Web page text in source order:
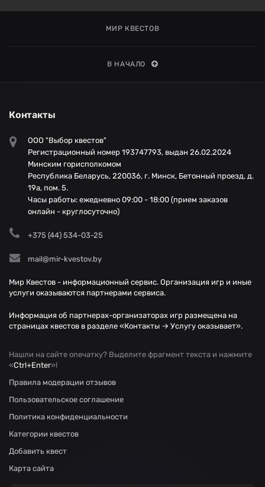
МИР КВЕСТОВ
В НАЧАЛО
Контакты
ООО "Выбор квестов"
Регистрационный номер 193747793, выдан 26.02.2024
Минским горисполкомом
Республика Беларусь, 220036, г. Минск, Бетонный проезд, д.
19а, пом. 5.
Часы работы: ежедневно 09:00 - 18:00 (прием заказов
онлайн - круглосуточно)
+375 (44) 534-03-25
mail@mir-kvestov.by
Мир Квестов - информационный сервис. Организация игр и иные
услуги оказываются партнерами сервиса.
Информация об партнерах-организаторах игр размещена на
страницах квестов в разделе «Контакты → Услугу оказывает».
Нашли на сайте опечатку? Выделите фрагмент текста и нажмите
«Ctrl+Enter»!
Правила модерации отзывов
Пользовательское соглашение
Политика конфиденциальности
Категории квестов
Добавить квест
Карта сайта